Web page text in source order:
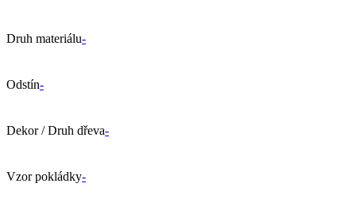
Druh materiálu-
Odstín-
Dekor / Druh dřeva-
Vzor pokládky-